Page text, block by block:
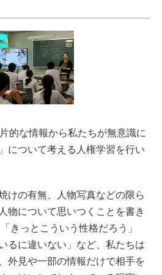
的な情報から私たちが無意識に
について考える人権学習を行い
けの有無、人物写真などの限ら
物について思いつくことを書き
きっとこういう性格だろう」
るに違いない」など、私たちは
外見や一部の情報だけで相手を